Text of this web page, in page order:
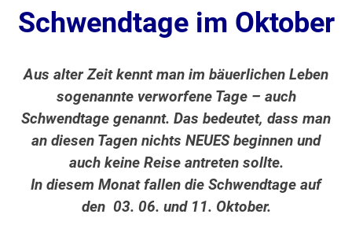
Schwendtage im Oktober
Aus alter Zeit kennt man im bäuerlichen Leben
sogenannte verworfene Tage – auch
Schwendtage genannt. Das bedeutet, dass man
an diesen Tagen nichts NEUES beginnen und
auch keine Reise antreten sollte.
In diesem Monat fallen die Schwendtage auf
den 03. 06. und 11. Oktober.